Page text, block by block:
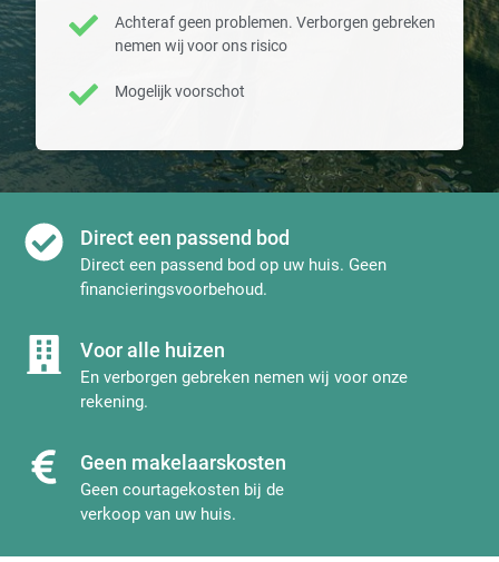
Achteraf geen problemen. Verborgen gebreken
nemen wij voor ons risico
Mogelijk voorschot
Direct een passend bod
Direct een passend bod op uw huis. Geen
financieringsvoorbehoud.
Voor alle huizen
En verborgen gebreken nemen wij voor onze
rekening.
Geen makelaarskosten
Geen courtagekosten bij de
verkoop van uw huis.